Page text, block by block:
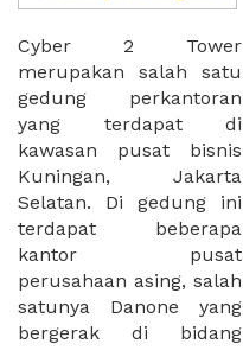
Cyber 2 Tower
merupakan salah satu
gedung perkantoran
yang terdapat di
kawasan pusat bisnis
Kuningan, Jakarta
Selatan. Di gedung ini
terdapat beberapa
kantor pusat
perusahaan asing, salah
satunya Danone yang
bergerak di bidang
industri makanan dan
minuman. Cyber 2
Tower terletak sangat
strategis dikarenakan
dekat dengan Lotte
Shopping Avenue,
Kuningan City dan juga
Eighty8 Office Tower.
Selain itu juga dekat
dengan Gama Tower,